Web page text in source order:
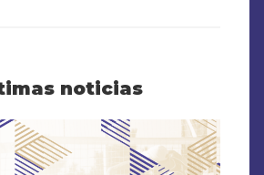
noticias